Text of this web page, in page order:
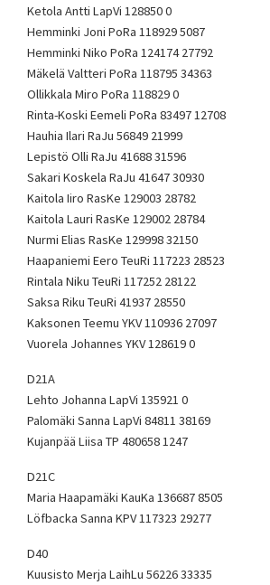
Ketola Antti LapVi 128850 0
Hemminki Joni PoRa 118929 5087
Hemminki Niko PoRa 124174 27792
Mäkelä Valtteri PoRa 118795 34363
Ollikkala Miro PoRa 118829 0
Rinta-Koski Eemeli PoRa 83497 12708
Hauhia Ilari RaJu 56849 21999
Lepistö Olli RaJu 41688 31596
Sakari Koskela RaJu 41647 30930
Kaitola Iiro RasKe 129003 28782
Kaitola Lauri RasKe 129002 28784
Nurmi Elias RasKe 129998 32150
Haapaniemi Eero TeuRi 117223 28523
Rintala Niku TeuRi 117252 28122
Saksa Riku TeuRi 41937 28550
Kaksonen Teemu YKV 110936 27097
Vuorela Johannes YKV 128619 0
D21A
Lehto Johanna LapVi 135921 0
Palomäki Sanna LapVi 84811 38169
Kujanpää Liisa TP 480658 1247
D21C
Maria Haapamäki KauKa 136687 8505
Löfbacka Sanna KPV 117323 29277
D40
Kuusisto Merja LaihLu 56226 33335